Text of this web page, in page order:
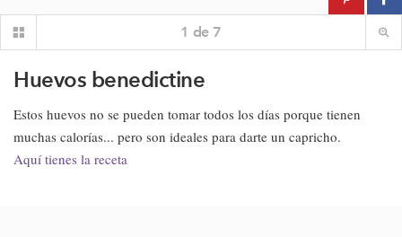
1 de 7
Huevos benedictine
Estos huevos no se pueden tomar todos los días porque tienen
muchas calorías... pero son ideales para darte un capricho.
Aquí tienes la receta